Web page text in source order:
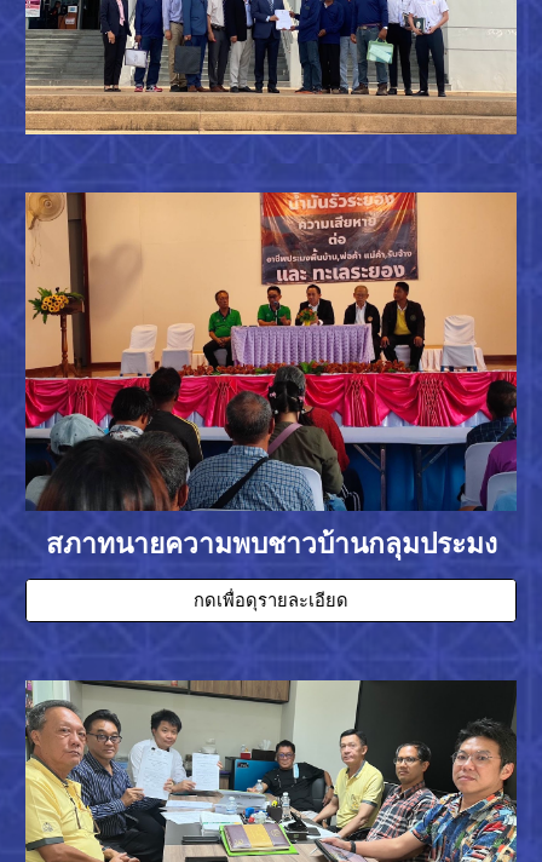
สภาทนายความพบชาวบ้านกลุมประมง
กดเพื่อดุรายละเอียด